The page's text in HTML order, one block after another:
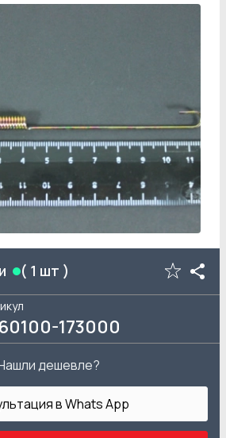
( 1 шт )
173000
дешевле?
в Whats App